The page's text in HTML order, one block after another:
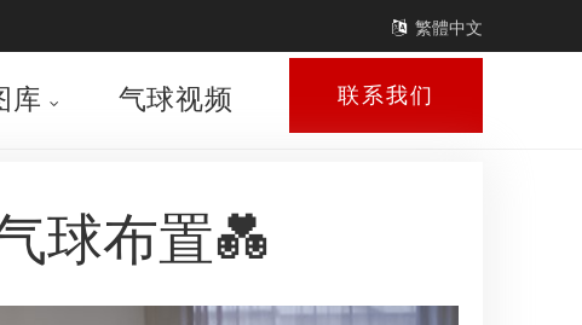
繁體中文
联系我们
库 气球视频
球布置💑